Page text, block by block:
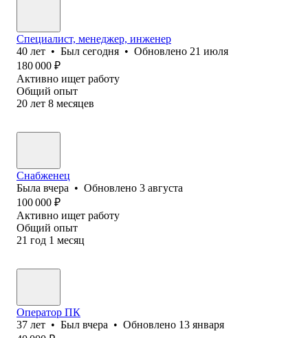
Специалист, менеджер, инженер
40 лет • Был сегодня • Обновлено 21 июля
180 000 ₽
Активно ищет работу
Общий опыт
20 лет 8 месяцев
Снабженец
Была вчера • Обновлено 3 августа
100 000 ₽
Активно ищет работу
Общий опыт
21 год 1 месяц
Оператор ПК
37 лет • Был вчера • Обновлено 13 января